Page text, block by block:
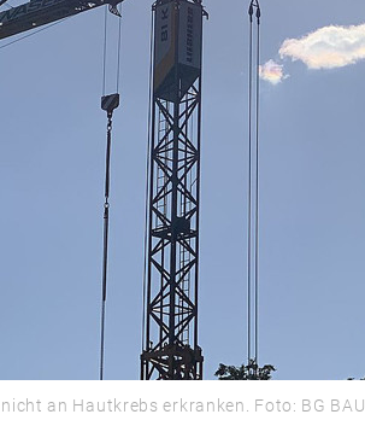
an Hautkrebs erkranken. Foto: BG BAU